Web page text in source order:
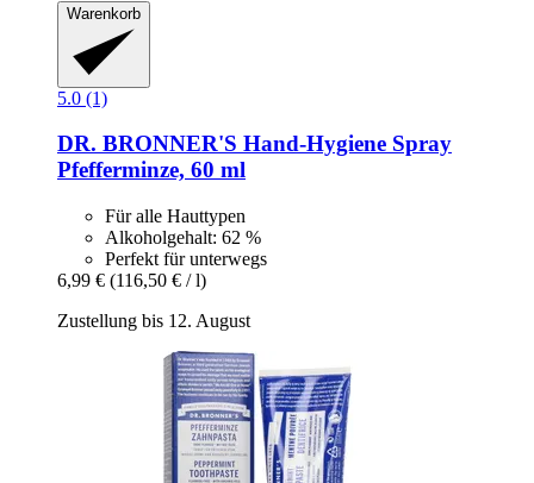
Warenkorb
5.0 (1)
DR. BRONNER'S Hand-​Hygiene Spray
Pfefferminze, 60 ml
Für alle Hauttypen
Alkoholgehalt: 62 %
Perfekt für unterwegs
6,99 € (116,50 € / l)
Zustellung bis 12. August